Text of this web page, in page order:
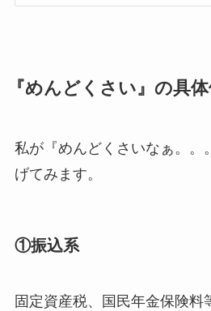
『めんどくさい』の具体
私が『めんどくさいなぁ。。
げてみます。
①振込系
固定資産税、国民年金保険料